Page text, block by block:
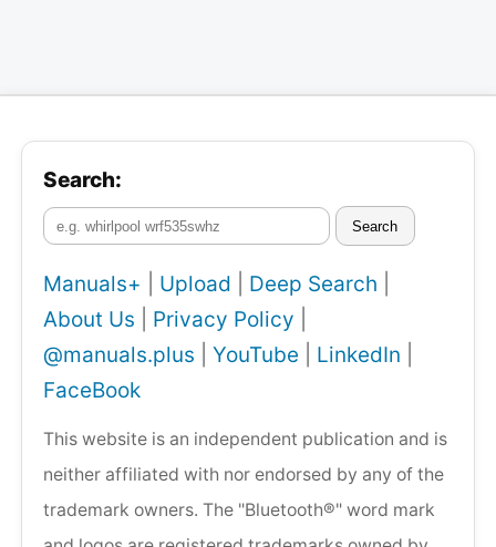
Search:
Search
Manuals+ Upload Deep Search
About Us
Privacy Policy
@manuals.plus
YouTube LinkedIn
FaceBook
This website is an independent publication and is
neither affiliated with nor endorsed by any of the
trademark owners. The "Bluetooth®" word mark